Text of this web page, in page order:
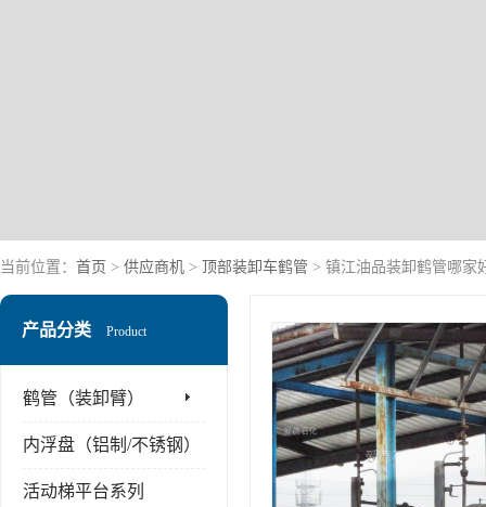
当前位置： 首页 > 供应商机 > 顶部装卸车鹤管 > 镇江油品装卸鹤管哪家
产品分类 Product
鹤管（装卸臂）
内浮盘（铝制/不锈钢）
活动梯平台系列